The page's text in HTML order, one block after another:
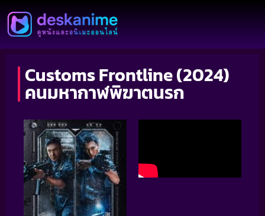
Customs Frontline (2024)
คนมหากาฬพิฆาตนรก